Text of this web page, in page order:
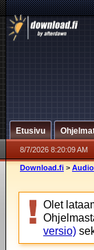
Etusivu
8/7/2026 8:20:09 AM
Download.fi >
Olet
versio)